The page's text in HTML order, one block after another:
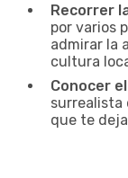
Recorrer
por varios
admirar la
cultura
Conocer
surrealista
que te